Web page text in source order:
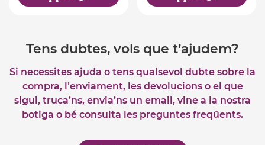
Tens dubtes, vols que t’ajudem?
Si necessites ajuda o tens qualsevol dubte sobre la
compra, l’enviament, les devolucions o el que
sigui, truca’ns, envia’ns un email, vine a la nostra
botiga o bé consulta les preguntes freqüents.